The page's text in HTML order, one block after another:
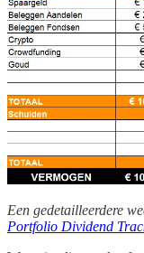
Een gedetailleerdere
Portfolio Dividend